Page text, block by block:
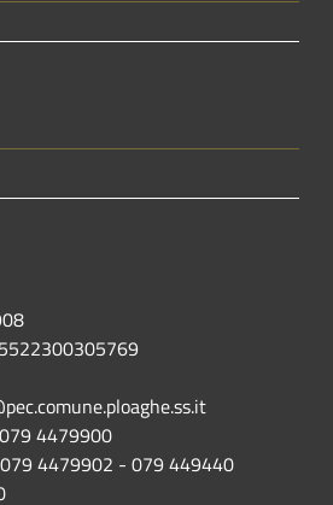
4479900
079 4479902 - 079 449440